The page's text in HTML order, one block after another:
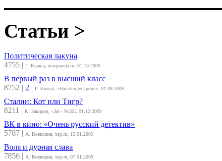
Статьи >
Политическая лакуна
4755 | Г. Кваша, mospravda.ru, 01.10.2009
В первый раз в высший класс
8752 | 2 | Г. Кваша, «Настоящее время», 01.09.2009
Сталин: Кот или Тигр?
8211 | К. Закиров, «За!» №202, 01.12.2009
ВК в кино: «Очень русский детектив»
5787 | А. Воеводин, xsp.ru, 15.01.2009
Воля и дурная слава
7856 | А. Воеводин, xsp.ru, 07.01.2009